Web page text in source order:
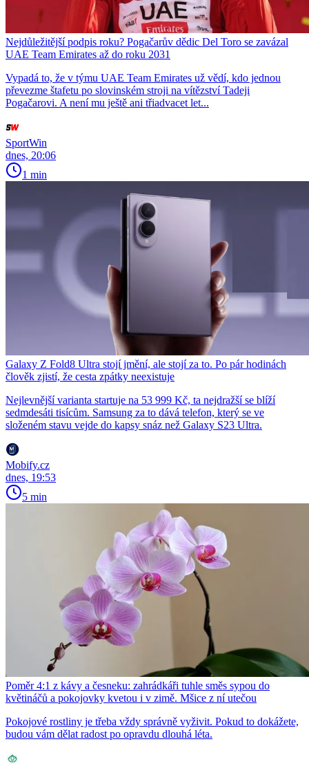
Nejdůležitější podpis roku? Pogačarův dědic Del Toro se zavázal
UAE Team Emirates až do roku 2031
Vypadá to, že v týmu UAE Team Emirates už vědí, kdo jednou
převezme štafetu po slovinském stroji na vítězství Tadeji
Pogačarovi. A není mu ještě ani třiadvacet let...
SportWin
dnes, 20:06
1 min
Galaxy Z Fold8 Ultra stojí jmění, ale stojí za to. Po pár hodinách
člověk zjistí, že cesta zpátky neexistuje
Nejlevnější varianta startuje na 53 999 Kč, ta nejdražší se blíží
sedmdesáti tisícům. Samsung za to dává telefon, který se ve
složeném stavu vejde do kapsy snáz než Galaxy S23 Ultra.
Mobify.cz
dnes, 19:53
5 min
Poměr 4:1 z kávy a česneku: zahrádkáři tuhle směs sypou do
květináčů a pokojovky kvetou i v zimě. Mšice z ní utečou
Pokojové rostliny je třeba vždy správně vyživit. Pokud to dokážete,
budou vám dělat radost po opravdu dlouhá léta.